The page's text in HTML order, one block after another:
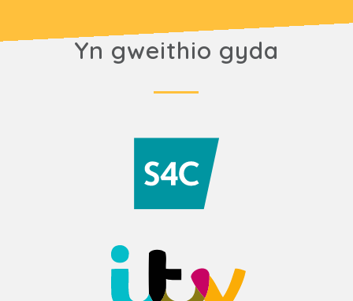
Yn gweithio gyda